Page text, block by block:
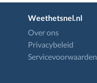
Weethetsnel.nl
Over ons
Privacybeleid
Servicevoorwaarden